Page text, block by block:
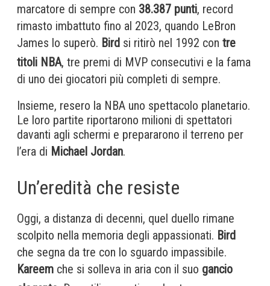
marcatore di sempre con 38.387 punti, record
rimasto imbattuto fino al 2023, quando LeBron
James lo superò. Bird si ritirò nel 1992 con tre
titoli NBA, tre premi di MVP consecutivi e la fama
di uno dei giocatori più completi di sempre.
Insieme, resero la NBA uno spettacolo planetario.
Le loro partite riportarono milioni di spettatori
davanti agli schermi e prepararono il terreno per
l’era di Michael Jordan.
Un’eredità che resiste
Oggi, a distanza di decenni, quel duello rimane
scolpito nella memoria degli appassionati. Bird
che segna da tre con lo sguardo impassibile.
Kareem che si solleva in aria con il suo gancio